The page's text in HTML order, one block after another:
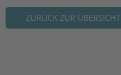
ZURÜCK ZUR ÜBERSICHT